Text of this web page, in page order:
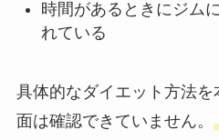
時間があるときにジム
れている
具体的なダイエット方法
面は確認できていません。